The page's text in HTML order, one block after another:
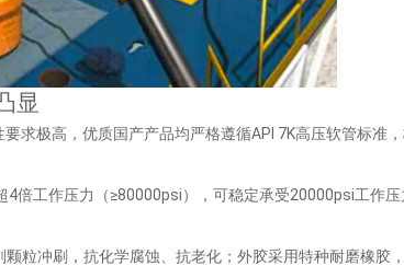
显
求极高，优质国产产品均严格遵循API 7K高压软管标准
倍工作压力（≥80000psi），可稳定承受20000psi工作
粒冲刷，抗化学腐蚀、抗老化；外胶采用特种耐磨橡胶